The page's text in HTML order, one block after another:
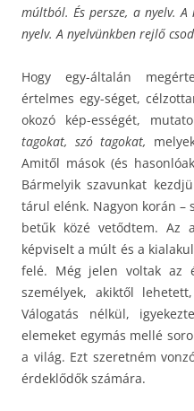
múltból. És persze, a nyelv.
nyelv. A nyelvünkben rejlő
Hogy egy-általán
értelmes egy-séget,
okozó kép-ességét,
tagokat, szó tagokat,
Amitől mások (és
Bármelyik szavunkat
tárul elénk. Nagyon korán –
betűk közé vetődtem. Az
képviselt a múlt és a
felé. Még jelen voltak az
személyek, akiktől
Válogatás nélkül,
elemeket egymás mellé
a világ. Ezt szeretném
érdeklődők számára.